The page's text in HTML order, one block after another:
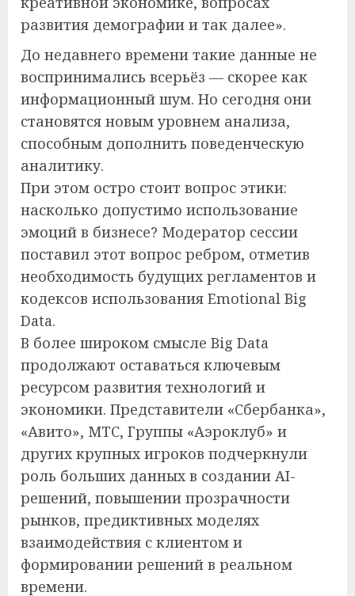
развития демографии и так далее».
До недавнего времени такие данные не
воспринимались всерьёз — скорее как
информационный шум. Но сегодня они
становятся новым уровнем анализа,
способным дополнить поведенческую
аналитику.
При этом остро стоит вопрос этики:
насколько допустимо использование
эмоций в бизнесе? Модератор сессии
поставил этот вопрос ребром, отметив
необходимость будущих регламентов и
кодексов использования Emotional Big
Data.
В более широком смысле Big Data
продолжают оставаться ключевым
ресурсом развития технологий и
экономики. Представители «Сбербанка»,
«Авито», МТС, Группы «Аэроклуб» и
других крупных игроков подчеркнули
роль больших данных в создании AI-
решений, повышении прозрачности
рынков, предиктивных моделях
взаимодействия с клиентом и
формировании решений в реальном
времени.